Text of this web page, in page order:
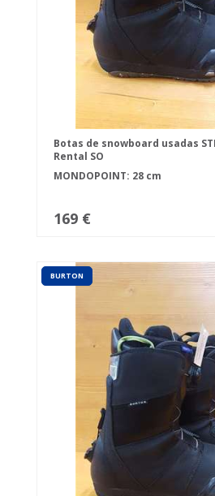
Botas de snowboard usadas
Rental SO
MONDOPOINT: 28 cm
169 €
BURTON